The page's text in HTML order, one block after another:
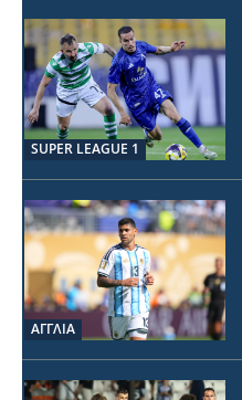
SUPER LEAGUE 1
ΑΓΓΛΙΑ